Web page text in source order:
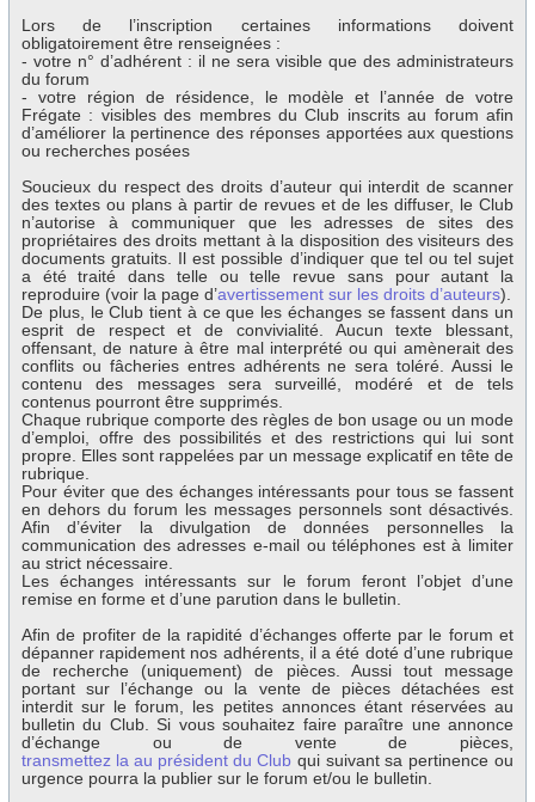
Lors de l’inscription certaines informations doivent
obligatoirement être renseignées :
- votre n° d’adhérent : il ne sera visible que des administrateurs
du forum
- votre région de résidence, le modèle et l’année de votre
Frégate : visibles des membres du Club inscrits au forum afin
d’améliorer la pertinence des réponses apportées aux questions
ou recherches posées
Soucieux du respect des droits d’auteur qui interdit de scanner
des textes ou plans à partir de revues et de les diffuser, le Club
n’autorise à communiquer que les adresses de sites des
propriétaires des droits mettant à la disposition des visiteurs des
documents gratuits. Il est possible d’indiquer que tel ou tel sujet
a été traité dans telle ou telle revue sans pour autant la
reproduire (voir la page d’avertissement sur les droits d’auteurs).
De plus, le Club tient à ce que les échanges se fassent dans un
esprit de respect et de convivialité. Aucun texte blessant,
offensant, de nature à être mal interprété ou qui amènerait des
conflits ou fâcheries entres adhérents ne sera toléré. Aussi le
contenu des messages sera surveillé, modéré et de tels
contenus pourront être supprimés.
Chaque rubrique comporte des règles de bon usage ou un mode
d’emploi, offre des possibilités et des restrictions qui lui sont
propre. Elles sont rappelées par un message explicatif en tête de
rubrique.
Pour éviter que des échanges intéressants pour tous se fassent
en dehors du forum les messages personnels sont désactivés.
Afin d’éviter la divulgation de données personnelles la
communication des adresses e-mail ou téléphones est à limiter
au strict nécessaire.
Les échanges intéressants sur le forum feront l’objet d’une
remise en forme et d’une parution dans le bulletin.
Afin de profiter de la rapidité d’échanges offerte par le forum et
dépanner rapidement nos adhérents, il a été doté d’une rubrique
de recherche (uniquement) de pièces. Aussi tout message
portant sur l’échange ou la vente de pièces détachées est
interdit sur le forum, les petites annonces étant réservées au
bulletin du Club. Si vous souhaitez faire paraître une annonce
d’échange ou de vente de pièces,
transmettez la au président du Club qui suivant sa pertinence ou
urgence pourra la publier sur le forum et/ou le bulletin.